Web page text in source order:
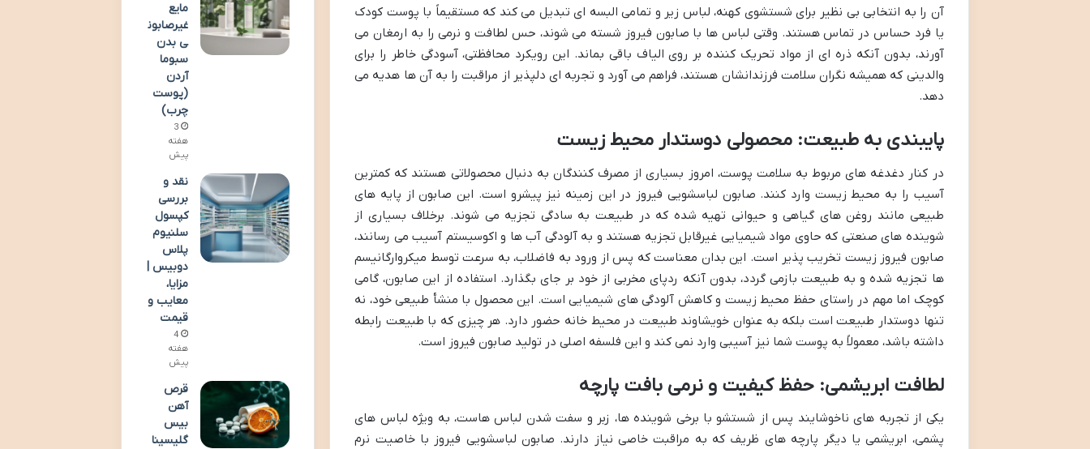
آن را به انتخابی بی نظیر برای شستشوی کهنه، لباس زیر و تمامی البسه ای تبدیل می کند که مستقیماً با پوست کودک
یا فرد حساس در تماس هستند. وقتی لباس ها با صابون فیروز شسته می شوند، حس لطافت و نرمی را به ارمغان می
آورند، بدون آنکه ذره ای از مواد تحریک کننده بر روی الیاف باقی بماند. این رویکرد محافظتی، آسودگی خاطر را برای
والدینی که همیشه نگران سلامت فرزندانشان هستند، فراهم می آورد و تجربه ای دلپذیر از مراقبت را به آن ها هدیه می
دهد.
پایبندی به طبیعت: محصولی دوستدار محیط زیست
در کنار دغدغه های مربوط به سلامت پوست، امروز بسیاری از مصرف کنندگان به دنبال محصولاتی هستند که کمترین
آسیب را به محیط زیست وارد کنند. صابون لباسشویی فیروز در این زمینه نیز پیشرو است. این صابون از پایه های
طبیعی مانند روغن های گیاهی و حیوانی تهیه شده که در طبیعت به سادگی تجزیه می شوند. برخلاف بسیاری از
شوینده های صنعتی که حاوی مواد شیمیایی غیرقابل تجزیه هستند و به آلودگی آب ها و اکوسیستم آسیب می رسانند،
صابون فیروز زیست تخریب پذیر است. این بدان معناست که پس از ورود به فاضلاب، به سرعت توسط میکروارگانیسم
ها تجزیه شده و به طبیعت بازمی گردد، بدون آنکه ردپای مخربی از خود بر جای بگذارد. استفاده از این صابون، گامی
کوچک اما مهم در راستای حفظ محیط زیست و کاهش آلودگی های شیمیایی است. این محصول با منشأ طبیعی خود، نه
تنها دوستدار طبیعت است بلکه به عنوان خویشاوند طبیعت در محیط خانه حضور دارد. هر چیزی که با طبیعت رابطه
داشته باشد، معمولاً به پوست شما نیز آسیبی وارد نمی کند و این فلسفه اصلی در تولید صابون فیروز است.
لطافت ابریشمی: حفظ کیفیت و نرمی بافت پارچه
یکی از تجربه های ناخوشایند پس از شستشو با برخی شوینده ها، زبر و سفت شدن لباس هاست، به ویژه لباس های
پشمی، ابریشمی یا دیگر پارچه های ظریف که به مراقبت خاصی نیاز دارند. صابون لباسشویی فیروز با خاصیت نرم
مایع
غیرصابون
ی بدن
سبوما
آردن
(پوست
چرب)
3
هفته
پیش
نقد و
بررسی
کپسول
سلنیوم
پلاس
دوبیس |
مزایا،
معایب و
قیمت
4
هفته
پیش
قرص
آهن
بیس
گلیسینا